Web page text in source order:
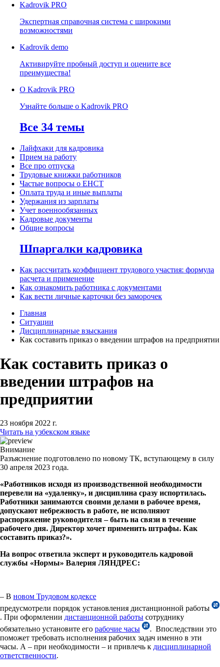
Kadrovik PRO
Экспертная справочная система с широкими
возможностями
Kadrovik demo
Активируйте пробный доступ и оцените все
преимущества!
О Kadrovik PRO
Узнайте больше о Kadrovik PRO
Все 34 темы
Лайфхаки для кадровика
Прием на работу
Все про отпуска
Трудовые книжки работников
Частые вопросы о ЕНСТ
Оплата труда и иные выплаты
Удержания из зарплаты
Учет военнообязанных
Кадровые документы
Общие вопросы
Шпаргалки кадровика
Как рассчитать коэффициент трудового участия: формула
расчета и применение
Как ознакомить работника с документами
Как вести личные карточки без заморочек
Главная
Ситуации
Дисциплинарные взыскания
Как составить приказ о введении штрафов на предприятии
Как составить приказ о
введении штрафов на
предприятии
23 ноября 2022 г.
Читать на узбекском языке
Внимание
Разъяснение подготовлено по новому ТК, вступающему в силу
30 апреля 2023 года.
«Работников исходя из производственной необходимости
перевели на «удаленку», и дисциплина сразу испортилась.
Работники занимаются своими делами в рабочее время,
допускают небрежность в работе, не исполняют
распоряжение руководителя – быть на связи в течение
рабочего дня. Директор хочет применить штрафы. Как
составить приказ?».
На вопрос ответила эксперт и руководитель кадровой
службы «Нормы» Валерия ЛЯНДРЕС:
– В новом Трудовом кодексе
предусмотрели порядок установления дистанционной работы
. При оформлении дистанционной работы сотруднику
обязательно установите его рабочие часы
. Впоследствии это
поможет требовать исполнения рабочих задач именно в эти
часы. А – при необходимости – и привлечь к дисциплинарной
ответственности.